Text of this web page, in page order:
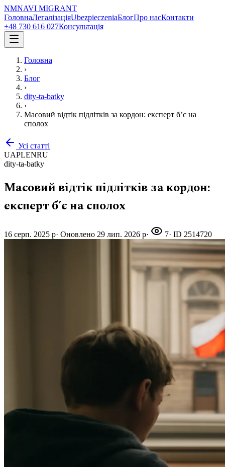
NMNAVI MIGRANT
ГоловнаЛегалізаціяUbezpieczeniaБлогПро насКонтакти
+48 730 616 027Консультація
Головна
›
Блог
›
dity-ta-batky
›
Масовий відтік підлітків за кордон: експерт б’є на
сполох
Усі статті
UAPLENRU
dity-ta-batky
Масовий відтік підлітків за кордон:
експерт б’є на сполох
16 серп. 2025 р· Оновлено 29 лип. 2026 р· 7· ID 2514720